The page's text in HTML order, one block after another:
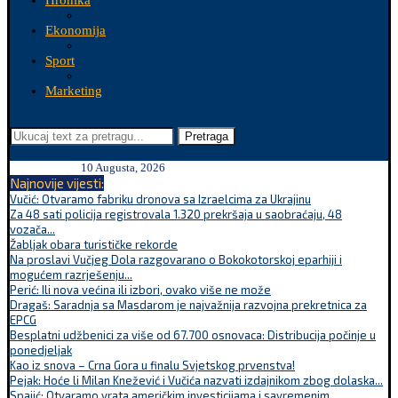
Ekonomija
Sport
Marketing
Pretraga
10 Augusta, 2026
Najnovije vijesti:
Vučić: Otvaramo fabriku dronova sa Izraelcima za Ukrajinu
Za 48 sati policija registrovala 1.320 prekršaja u saobraćaju, 48
vozača...
Žabljak obara turističke rekorde
Na proslavi Vučjeg Dola razgovarano o Bokokotorskoj eparhiji i
mogućem razrješenju...
Perić: Ili nova većina ili izbori, ovako više ne može
Dragaš: Saradnja sa Masdarom je najvažnija razvojna prekretnica za
EPCG
Besplatni udžbenici za više od 67.700 osnovaca: Distribucija počinje u
ponedjeljak
Kao iz snova – Crna Gora u finalu Svjetskog prvenstva!
Pejak: Hoće li Milan Knežević i Vučića nazvati izdajnikom zbog dolaska...